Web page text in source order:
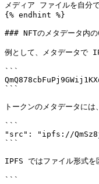
メディア ファイルを自分
{% endhint %}
### NFTのメタデータ内
例として、メタデータで
```
```
トークンのメタデータに
```
"src": "ipfs://
```
IPFS ではファイル形式を
```